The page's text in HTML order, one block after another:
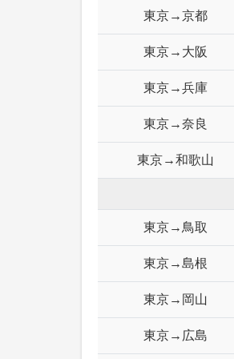
東京→京都
東京→大阪
東京→兵庫
東京→奈良
東京→和歌山
東京→鳥取
東京→島根
東京→岡山
東京→広島